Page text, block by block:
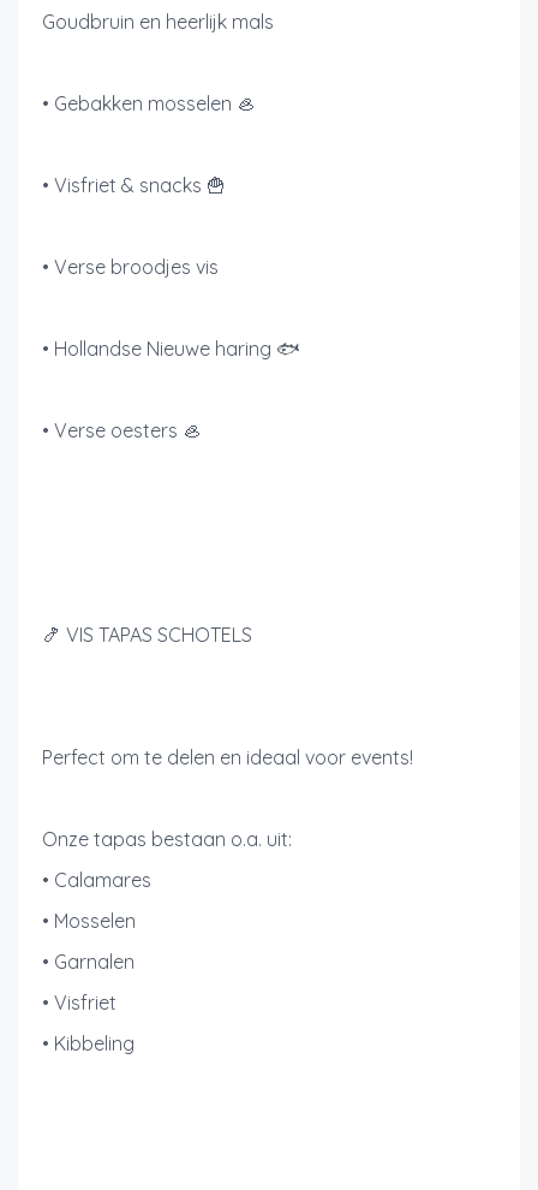
Goudbruin en heerlijk mals
• Gebakken mosselen 🦪
• Visfriet & snacks 🍟
• Verse broodjes vis
• Hollandse Nieuwe haring 🐟
• Verse oesters 🦪
🍤 VIS TAPAS SCHOTELS
Perfect om te delen en ideaal voor events!
Onze tapas bestaan o.a. uit:
• Calamares
• Mosselen
• Garnalen
• Visfriet
• Kibbeling